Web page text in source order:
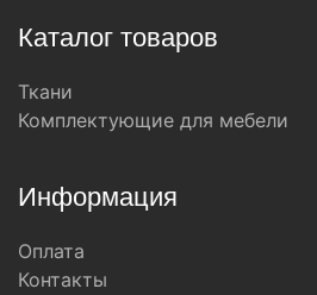
Каталог товаров
Ткани
Комплектующие для мебели
Информация
Оплата
Контакты